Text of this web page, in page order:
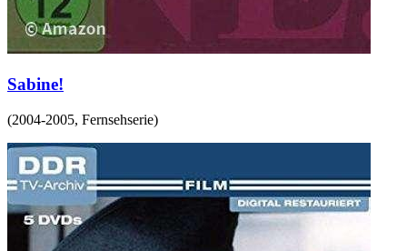
Sabine!
(2004-2005, Fernsehserie)